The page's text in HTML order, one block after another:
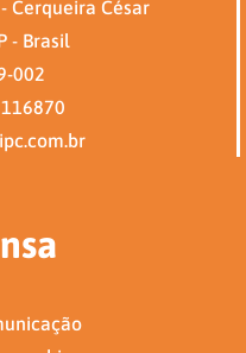
Cerqueira César
- Brasil
002